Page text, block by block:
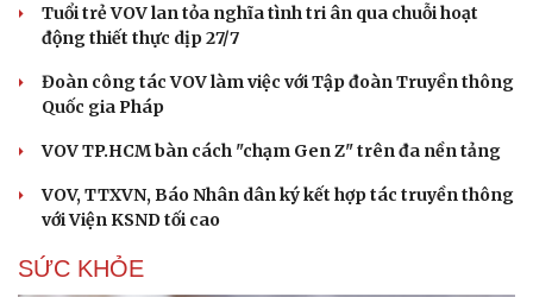
Tuổi trẻ VOV lan tỏa nghĩa tình tri ân qua chuỗi hoạt
động thiết thực dịp 27/7
Đoàn công tác VOV làm việc với Tập đoàn Truyền thông
Quốc gia Pháp
VOV TP.HCM bàn cách "chạm Gen Z" trên đa nền tảng
VOV, TTXVN, Báo Nhân dân ký kết hợp tác truyền thông
với Viện KSND tối cao
SỨC KHỎE